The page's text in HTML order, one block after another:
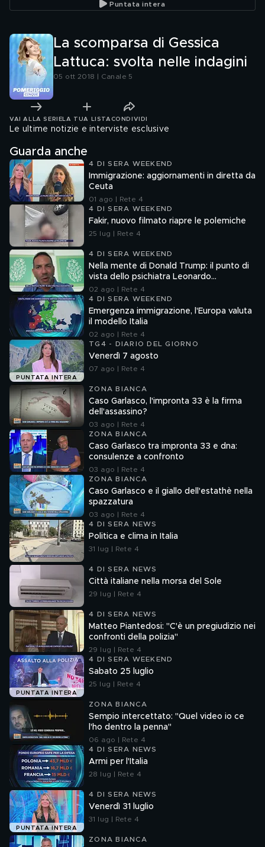
Puntata intera
La scomparsa di Gessica
Lattuca: svolta nelle indagini
05 ott 2018 | Canale 5
VAI ALLA SERIE LA TUA LISTA CONDIVIDI
Le ultime notizie e interviste esclusive
Guarda anche
4 DI SERA WEEKEND
Immigrazione: aggiornamenti in diretta da
Ceuta
01 ago | Rete 4
4 DI SERA WEEKEND
Fakir, nuovo filmato riapre le polemiche
25 lug | Rete 4
4 DI SERA WEEKEND
Nella mente di Donald Trump: il punto di
vista dello psichiatra Leonardo
Mendolicchio
02 ago | Rete 4
4 DI SERA WEEKEND
Emergenza immigrazione, l'Europa valuta
il modello Italia
02 ago | Rete 4
PUNTATA INTERA
TG4 - DIARIO DEL GIORNO
Venerdì 7 agosto
07 ago | Rete 4
ZONA BIANCA
Caso Garlasco, l'impronta 33 è la firma
dell'assassino?
03 ago | Rete 4
ZONA BIANCA
Caso Garlasco tra impronta 33 e dna:
consulenze a confronto
03 ago | Rete 4
ZONA BIANCA
Caso Garlasco e il giallo dell'estathè nella
spazzatura
03 ago | Rete 4
4 DI SERA NEWS
Politica e clima in Italia
31 lug | Rete 4
4 DI SERA NEWS
Città italiane nella morsa del Sole
29 lug | Rete 4
4 DI SERA NEWS
Matteo Piantedosi: "C'è un pregiudizio nei
confronti della polizia"
29 lug | Rete 4
PUNTATA INTERA
4 DI SERA WEEKEND
Sabato 25 luglio
25 lug | Rete 4
ZONA BIANCA
Sempio intercettato: "Quel video io ce
l'ho dentro la penna"
06 ago | Rete 4
4 DI SERA NEWS
Armi per l'Italia
28 lug | Rete 4
PUNTATA INTERA
4 DI SERA NEWS
Venerdì 31 luglio
31 lug | Rete 4
ZONA BIANCA